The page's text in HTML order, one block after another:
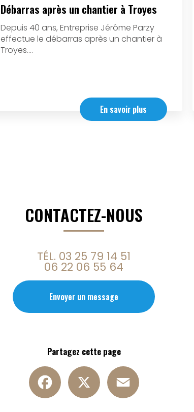
Débarras après un chantier à Troyes
Depuis 40 ans, Entreprise Jérôme Parzy
effectue le débarras après un chantier à
Troyes....
En savoir plus
CONTACTEZ-NOUS
TÉL. 03 25 79 14 51
06 22 06 55 64
Envoyer un message
Partagez cette page
Facebook